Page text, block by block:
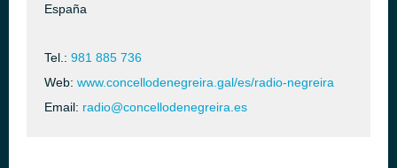
España
Tel.: 981 885 736
Web: www.concellodenegreira.gal/es/radio-negreira
Email: radio@concellodenegreira.es